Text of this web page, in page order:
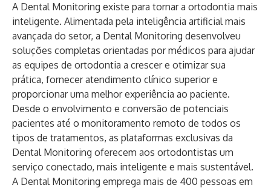
A Dental Monitoring existe para tornar a ortodontia mais
inteligente. Alimentada pela inteligência artificial mais
avançada do setor, a Dental Monitoring desenvolveu
soluções completas orientadas por médicos para ajudar
as equipes de ortodontia a crescer e otimizar sua
prática, fornecer atendimento clínico superior e
proporcionar uma melhor experiência ao paciente.
Desde o envolvimento e conversão de potenciais
pacientes até o monitoramento remoto de todos os
tipos de tratamentos, as plataformas exclusivas da
Dental Monitoring oferecem aos ortodontistas um
serviço conectado, mais inteligente e mais sustentável.
A Dental Monitoring emprega mais de 400 pessoas em